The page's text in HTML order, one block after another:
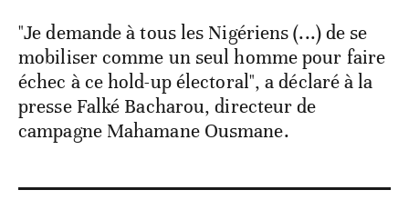
"Je demande à tous les Nigériens (...) de se
mobiliser comme un seul homme pour faire
échec à ce hold-up électoral", a déclaré à la
presse Falké Bacharou, directeur de
campagne Mahamane Ousmane.